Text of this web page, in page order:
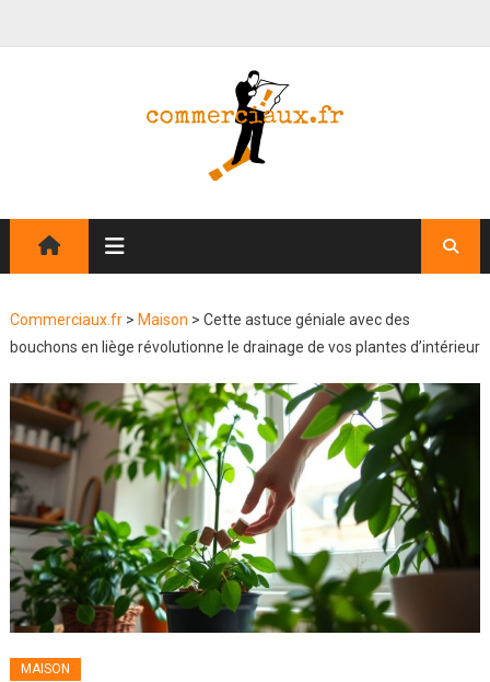
Commerciaux.fr> Maison > Cette astuce géniale avec des
bouchons en liège révolutionne le drainage de vos plantes d’intérieur
MAISON